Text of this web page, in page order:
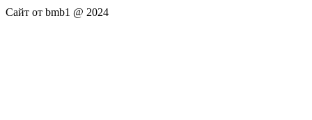
Сайт от bmb1 @ 2024